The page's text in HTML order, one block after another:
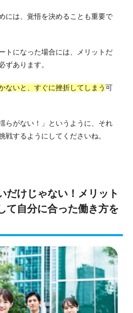
には、覚悟を決めることも重要で
トになった場合には、メリットだ
ずあります。
ないと、すぐに挫折してしまう可
らがない！」というように、それ
戦するようにしてくださいね。
だけじゃない！メリット
て自分に合った働き方を